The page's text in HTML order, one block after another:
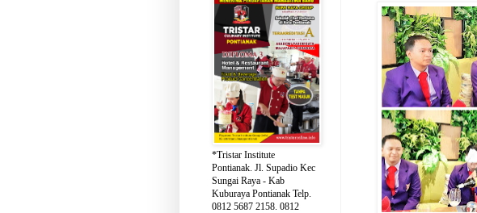
*Tristar Institute
Pontianak. Jl. Supadio Kec
Sungai Raya - Kab
Kuburaya Pontianak Telp.
0812 5687 2158. 0812